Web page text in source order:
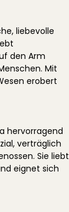
liebevolle
den Arm
Mit
erobert
hervorragend
verträglich
Sie liebt
eignet sich